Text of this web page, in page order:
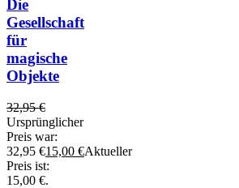
Die
Gesellschaft
für
magische
Objekte
32,95€
Ursprünglicher
Preis war:
32,95 €15,00 €Aktueller
Preis ist:
15,00 €.